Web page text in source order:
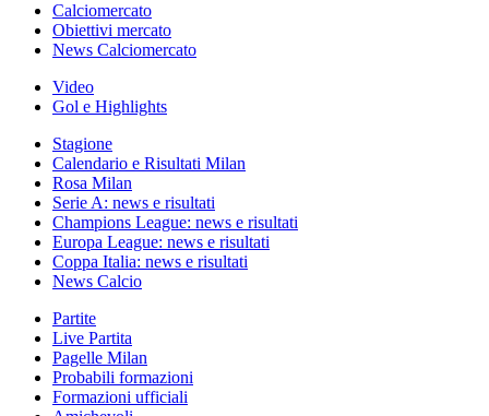
Calciomercato
Obiettivi mercato
News Calciomercato
Video
Gol e Highlights
Stagione
Calendario e Risultati Milan
Rosa Milan
Serie A: news e risultati
Champions League: news e risultati
Europa League: news e risultati
Coppa Italia: news e risultati
News Calcio
Partite
Live Partita
Pagelle Milan
Probabili formazioni
Formazioni ufficiali